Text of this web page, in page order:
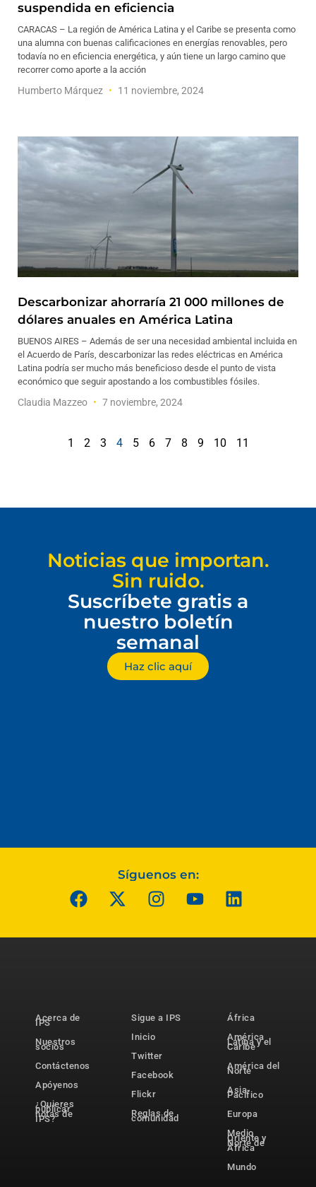
suspendida en eficiencia
CARACAS – La región de América Latina y el Caribe se presenta como
una alumna con buenas calificaciones en energías renovables, pero
todavía no en eficiencia energética, y aún tiene un largo camino que
recorrer como aporte a la acción
Humberto Márquez 11 noviembre, 2024
Descarbonizar ahorraría 21 000 millones de
dólares anuales en América Latina
BUENOS AIRES – Además de ser una necesidad ambiental incluida en
el Acuerdo de París, descarbonizar las redes eléctricas en América
Latina podría ser mucho más beneficioso desde el punto de vista
económico que seguir apostando a los combustibles fósiles.
Claudia Mazzeo 7 noviembre, 2024
1 2 3 4 5 6 7 8 9 10 11
Noticias que importan.
Sin ruido.
Suscríbete gratis a
nuestro boletín
semanal
Haz clic aquí
Síguenos en:
Acerca de
IPS
Nuestros
socios
Contáctenos
Apóyenos
¿Quieres
publicar
notas de
IPS?
Sigue a IPS
Inicio
Twitter
Facebook
Flickr
Reglas de
comunidad
África
América
Latina y el
Caribe
América del
Norte
Asia-
Pacífico
Europa
Medio
Oriente y
Norte de
África
Mundo